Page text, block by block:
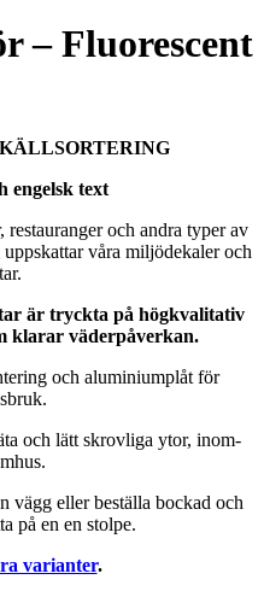
– Fluorescent
engelsk text
restauranger och andra typer av
våra miljödekaler och
är tryckta på högkvalitativ
klarar väderpåverkan.
och aluminiumplåt för
och lätt skrovliga ytor, inom-
vägg eller beställa bockad och
på en en stolpe.
varianter.